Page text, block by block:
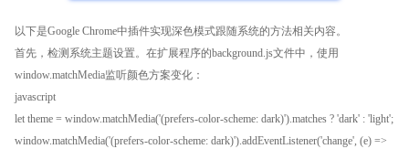
以下是Google Chrome中插件实现深色模式跟随系统的方法相关内容。
首先，检测系统主题设置。在扩展程序的background.js文件中，使用
window.matchMedia监听颜色方案变化：
javascript
let theme = window.matchMedia('(prefers-color-scheme: dark)').matches ? 'dark' : 'light';
window.matchMedia('(prefers-color-scheme: dark)').addEventListener('change', (e) =>